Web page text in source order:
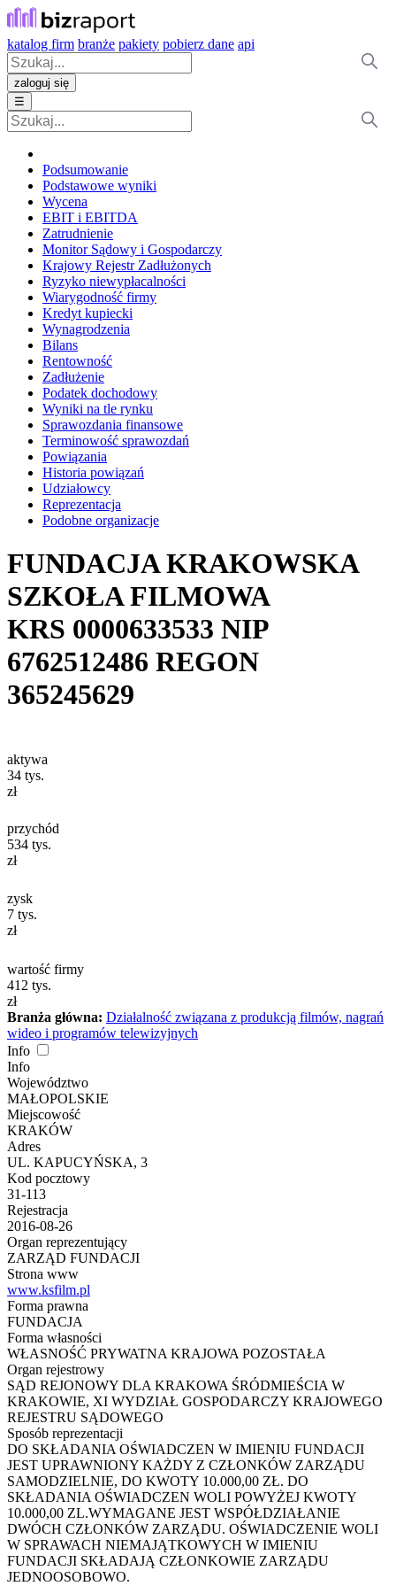
katalog firm branże pakiety pobierz dane api
zaloguj się
☰
Podsumowanie
Podstawowe wyniki
Wycena
EBIT i EBITDA
Zatrudnienie
Monitor Sądowy i Gospodarczy
Krajowy Rejestr Zadłużonych
Ryzyko niewypłacalności
Wiarygodność firmy
Kredyt kupiecki
Wynagrodzenia
Bilans
Rentowność
Zadłużenie
Podatek dochodowy
Wyniki na tle rynku
Sprawozdania finansowe
Terminowość sprawozdań
Powiązania
Historia powiązań
Udziałowcy
Reprezentacja
Podobne organizacje
FUNDACJA KRAKOWSKA
SZKOŁA FILMOWA
KRS 0000633533 NIP
6762512486 REGON
365245629
aktywa
34 tys.
zł
przychód
534 tys.
zł
zysk
7 tys.
zł
wartość firmy
412 tys.
zł
Branża główna: Działalność związana z produkcją filmów, nagrań
wideo i programów telewizyjnych
Info
Info
Województwo
MAŁOPOLSKIE
Miejscowość
KRAKÓW
Adres
UL. KAPUCYŃSKA, 3
Kod pocztowy
31-113
Rejestracja
2016-08-26
Organ reprezentujący
ZARZĄD FUNDACJI
Strona www
www.ksfilm.pl
Forma prawna
FUNDACJA
Forma własności
WŁASNOŚĆ PRYWATNA KRAJOWA POZOSTAŁA
Organ rejestrowy
SĄD REJONOWY DLA KRAKOWA ŚRÓDMIEŚCIA W
KRAKOWIE, XI WYDZIAŁ GOSPODARCZY KRAJOWEGO
REJESTRU SĄDOWEGO
Sposób reprezentacji
DO SKŁADANIA OŚWIADCZEN W IMIENIU FUNDACJI
JEST UPRAWNIONY KAŻDY Z CZŁONKÓW ZARZĄDU
SAMODZIELNIE, DO KWOTY 10.000,00 ZŁ. DO
SKŁADANIA OŚWIADCZEN WOLI POWYŻEJ KWOTY
10.000,00 ZL.WYMAGANE JEST WSPÓŁDZIAŁANIE
DWÓCH CZŁONKÓW ZARZĄDU. OŚWIADCZENIE WOLI
W SPRAWACH NIEMAJĄTKOWYCH W IMIENIU
FUNDACJI SKŁADAJĄ CZŁONKOWIE ZARZĄDU
JEDNOOSOBOWO.